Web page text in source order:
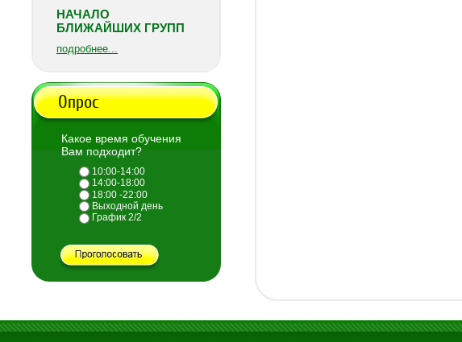
НАЧАЛО
БЛИЖАЙШИХ ГРУПП
подробнее...
Опрос
Какое время обучения
Вам подходит?
10:00-14:00
14:00-18:00
18:00 -22:00
Выходной день
График 2/2